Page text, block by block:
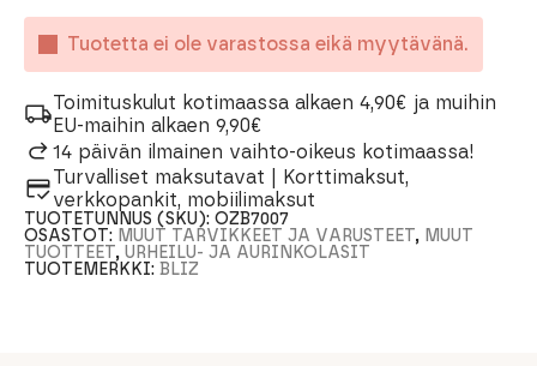
Tuotetta ei ole varastossa eikä myytävänä.
Toimituskulut kotimaassa alkaen 4,90€ ja muihin
EU-maihin alkaen 9,90€
14 päivän ilmainen vaihto-oikeus kotimaassa!
Turvalliset maksutavat | Korttimaksut,
verkkopankit, mobiilimaksut
TUOTETUNNUS (SKU):OZB7007
OSASTOT: MUUT TARVIKKEET JA VARUSTEET, MUUT
TUOTTEET,URHEILU- JA AURINKOLASIT
TUOTEMERKKI:BLIZ